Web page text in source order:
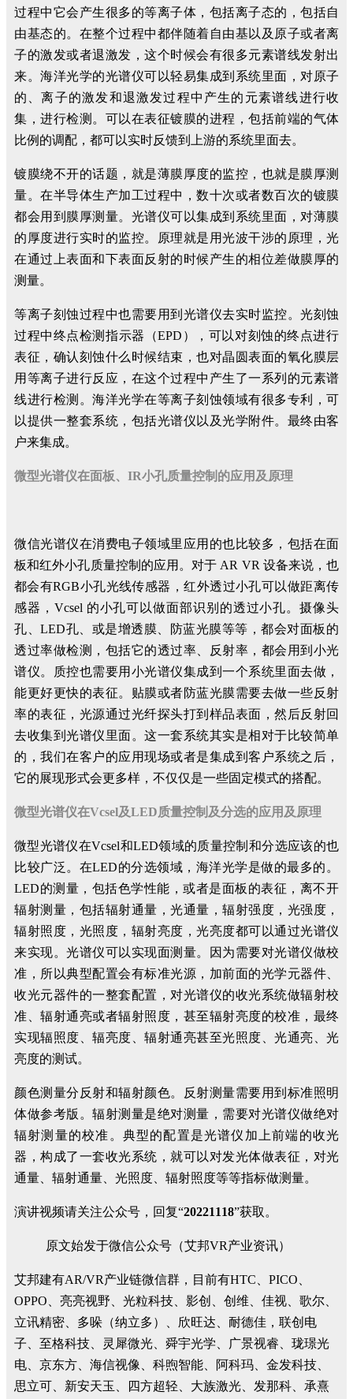
过程中它会产生很多的等离子体，包括离子态的，包括自
由基态的。在整个过程中都伴随着自由基以及原子或者离
子的激发或者退激发，这个时候会有很多元素谱线发射出
来。海洋光学的光谱仪可以轻易集成到系统里面，对原子
的、离子的激发和退激发过程中产生的元素谱线进行收
集，进行检测。可以在表征镀膜的进程，包括前端的气体
比例的调配，都可以实时反馈到上游的系统里面去。
镀膜绕不开的话题，就是薄膜厚度的监控，也就是膜厚测
量。在半导体生产加工过程中，数十次或者数百次的镀膜
都会用到膜厚测量。光谱仪可以集成到系统里面，对薄膜
的厚度进行实时的监控。原理就是用光波干涉的原理，光
在通过上表面和下表面反射的时候产生的相位差做膜厚的
测量。
等离子刻蚀过程中也需要用到光谱仪去实时监控。光刻蚀
过程中终点检测指示器（EPD），可以对刻蚀的终点进行
表征，确认刻蚀什么时候结束，也对晶圆表面的氧化膜层
用等离子进行反应，在这个过程中产生了一系列的元素谱
线进行检测。海洋光学在等离子刻蚀领域有很多专利，可
以提供一整套系统，包括光谱仪以及光学附件。最终由客
户来集成。
微型光谱仪在面板、IR小孔质量控制的应用及原理
微信光谱仪在消费电子领域里应用的也比较多，包括在面
板和红外小孔质量控制的应用。对于 AR VR 设备来说，也
都会有RGB小孔光线传感器，红外透过小孔可以做距离传
感器，Vcsel 的小孔可以做面部识别的透过小孔。摄像头
孔、LED孔、或是增透膜、防蓝光膜等等，都会对面板的
透过率做检测，包括它的透过率、反射率，都会用到小光
谱仪。质控也需要用小光谱仪集成到一个系统里面去做，
能更好更快的表征。贴膜或者防蓝光膜需要去做一些反射
率的表征，光源通过光纤探头打到样品表面，然后反射回
去收集到光谱仪里面。这一套系统其实是相对于比较简单
的，我们在客户的应用现场或者是集成到客户系统之后，
它的展现形式会更多样，不仅仅是一些固定模式的搭配。
微型光谱仪在Vcsel及LED质量控制及分选的应用及原理
微型光谱仪在Vcsel和LED领域的质量控制和分选应该的也
比较广泛。在LED的分选领域，海洋光学是做的最多的。
LED的测量，包括色学性能，或者是面板的表征，离不开
辐射测量，包括辐射通量，光通量，辐射强度，光强度，
辐射照度，光照度，辐射亮度，光亮度都可以通过光谱仪
来实现。光谱仪可以实现面测量。因为需要对光谱仪做校
准，所以典型配置会有标准光源，加前面的光学元器件、
收光元器件的一整套配置，对光谱仪的收光系统做辐射校
准、辐射通亮或者辐射照度，甚至辐射亮度的校准，最终
实现辐照度、辐亮度、辐射通亮甚至光照度、光通亮、光
亮度的测试。
颜色测量分反射和辐射颜色。反射测量需要用到标准照明
体做参考版。辐射测量是绝对测量，需要对光谱仪做绝对
辐射测量的校准。典型的配置是光谱仪加上前端的收光
器，构成了一套收光系统，就可以对发光体做表征，对光
通量、辐射通量、光照度、辐射照度等等指标做测量。
演讲视频请关注公众号，回复“20221118”获取。
原文始发于微信公众号（艾邦VR产业资讯）
艾邦建有AR/VR产业链微信群，目前有HTC、PICO、
OPPO、亮亮视野、光粒科技、影创、创维、佳视、歌尔、
立讯精密、多哚（纳立多）、欣旺达、耐德佳，联创电
子、至格科技、灵犀微光、舜宇光学、广景视睿、珑璟光
电、京东方、海信视像、科煦智能、阿科玛、金发科技、
思立可、新安天玉、四方超轻、大族激光、发那科、承熹